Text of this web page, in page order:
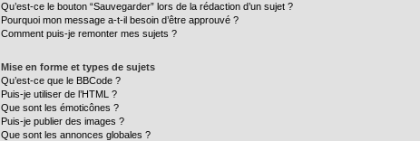
Qu’est-ce le bouton “Sauvegarder” lors de la rédaction d’un sujet ?
Pourquoi mon message a-t-il besoin d’être approuvé ?
Comment puis-je remonter mes sujets ?
Mise en forme et types de sujets
Qu’est-ce que le BBCode ?
Puis-je utiliser de l’HTML ?
Que sont les émoticônes ?
Puis-je publier des images ?
Que sont les annonces globales ?